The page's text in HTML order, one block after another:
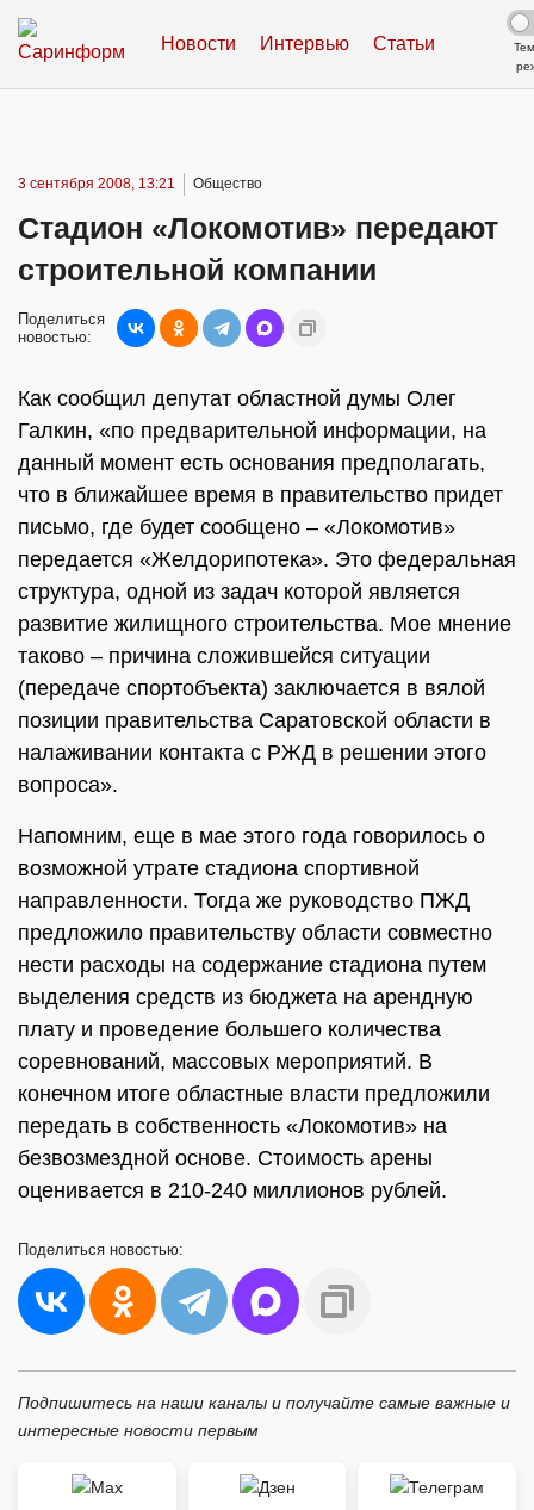
Новости Интервью Статьи
3 сентября 2008, 13:21 Общество
Стадион «Локомотив» передают
строительной компании
Поделиться
новостью:
Как сообщил депутат областной думы Олег
Галкин, «по предварительной информации, на
данный момент есть основания предполагать,
что в ближайшее время в правительство придет
письмо, где будет сообщено – «Локомотив»
передается «Желдорипотека». Это федеральная
структура, одной из задач которой является
развитие жилищного строительства. Мое мнение
таково – причина сложившейся ситуации
(передаче спортобъекта) заключается в вялой
позиции правительства Саратовской области в
налаживании контакта с РЖД в решении этого
вопроса».
Напомним, еще в мае этого года говорилось о
возможной утрате стадиона спортивной
направленности. Тогда же руководство ПЖД
предложило правительству области совместно
нести расходы на содержание стадиона путем
выделения средств из бюджета на арендную
плату и проведение большего количества
соревнований, массовых мероприятий. В
конечном итоге областные власти предложили
передать в собственность «Локомотив» на
безвозмездной основе. Стоимость арены
оценивается в 210-240 миллионов рублей.
Поделиться новостью:
Подпишитесь на наши каналы и получайте самые важные и
интересные новости первым